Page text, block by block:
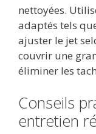
nettoyées.
adaptés tels
ajuster le jet
couvrir une
éliminer les
Conseils
entretien